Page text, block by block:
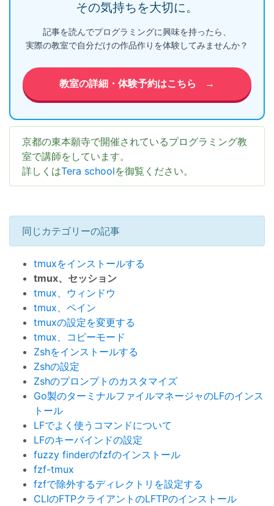
その気持ちを大切に。
記事を読んでプログラミングに興味を持ったら、
実際の教室で自分だけの作品作りを体験してみませんか？
教室の詳細・体験予約はこちら →
京都の東本願寺で開催されているプログラミング教
室で講師をしています。
詳しくはTera schoolを御覧ください。
同じカテゴリーの記事
tmuxをインストールする
tmux、セッション
tmux、ウィンドウ
tmux、ペイン
tmuxの設定を変更する
tmux、コピーモード
Zshをインストールする
Zshの設定
Zshのプロンプトのカスタマイズ
Go製のターミナルファイルマネージャのLFのインス
トール
LFでよく使うコマンドについて
LFのキーバインドの設定
fuzzy finderのfzfのインストール
fzf-tmux
fzfで除外するディレクトリを設定する
CLIのFTPクライアントのLFTPのインストール